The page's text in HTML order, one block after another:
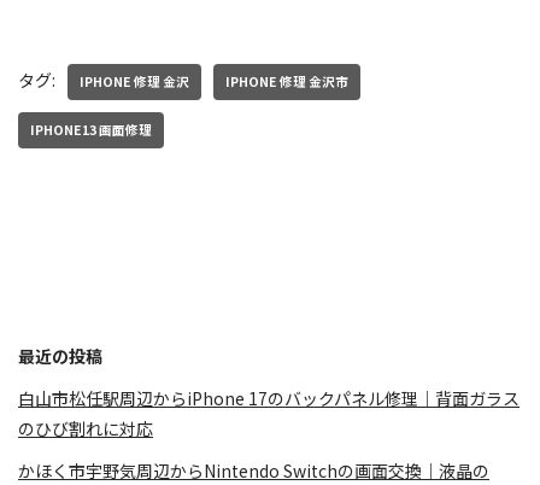
タグ: IPHONE 修理 金沢 IPHONE 修理 金沢市
IPHONE13 画面修理
最近の投稿
白山市松任駅周辺からiPhone 17のバックパネル修理｜背面ガラス
のひび割れに対応
かほく市宇野気周辺からNintendo Switchの画面交換｜液晶の